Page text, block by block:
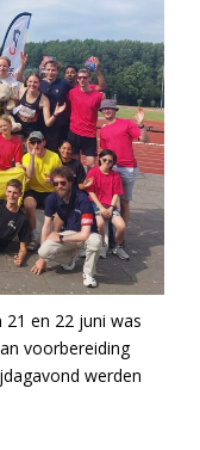
en 22 juni was
voorbereiding
werden